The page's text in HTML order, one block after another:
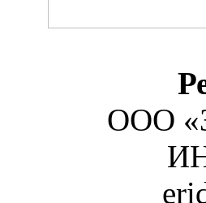
ООО